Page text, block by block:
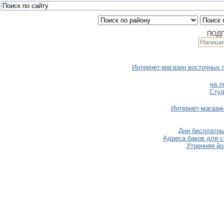
Интернет-магазин
на
Интернет-
Дни
Адреса баков для
Утренняя